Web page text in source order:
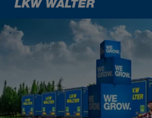
TOGETHER WE DRIVE
WE GROW